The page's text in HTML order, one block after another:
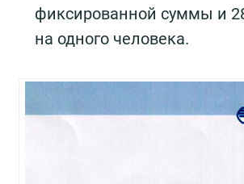
фиксированной суммы и
на одного человека.